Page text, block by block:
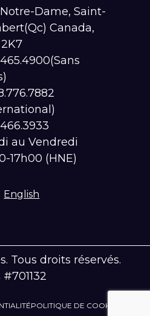
Dame, Saint-
Canada,
au Vendredi
17h00 (HNE)
English
Tous droits réservés.
POLITIQUE DE COOKIES